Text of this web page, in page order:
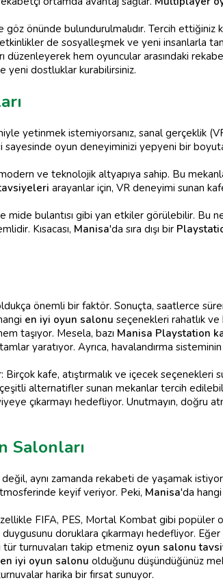
önünde bulundurulmalıdır. Tercih
de sosyalleşmek ve yeni insanlarla
hem oyuncular arasındaki
yeni dostluklar kurabilirsiniz.
yetinmek istemiyorsanız, sanal gerçeklik
oyun deneyiminizi yepyeni bir
ve teknolojik altyapıya sahip. Bu
arayanlar için, VR deneyimi sunan
mide bulantısı gibi yan etkiler görülebilir. Bu
Kısacası, Manisa'da sıra dışı bir
önemli bir faktör. Sonuçta, saatlerce
en iyi oyun salonu seçenekleri rahatlık ve
taşıyor. Mesela, bazı Manisa Playstation
yaratıyor. Ayrıca, havalandırma sisteminin
kafe, atıştırmalık ve içecek seçenekleri
alternatifler sunan mekanlar tercih
çıkarmayı hedefliyor. Unutmayın, doğru
Salonları
aynı zamanda rekabeti de yaşamak
keyif veriyor. Peki, Manisa'da
FIFA, PES, Mortal Kombat gibi popüler
doruklara çıkarmayı hedefliyor. Eğer
tür turnuvaları takip etmeniz oyun salonu
en iyi oyun salonu olduğunu düşündüğünüz
harika bir fırsat sunuyor.